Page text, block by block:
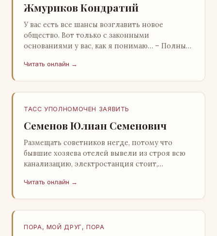
Жмуриков Кондратий
У вас есть все шансы возглавить новое
общество. Вот только с законными
основаниями у вас, как я понимаю… – Полный
Натанович. – Что ж, …
Читать онлайн →
ТАСС УПОЛНОМОЧЕН ЗАЯВИТЬ
Семенов Юлиан Семенович
Размещать советников негде, потому что
бывшие хозяева отелей вывели из строя всю
канализацию, электростанция стоит,
А. Алешин». …
Читать онлайн →
ПОРА, МОЙ ДРУГ, ПОРА